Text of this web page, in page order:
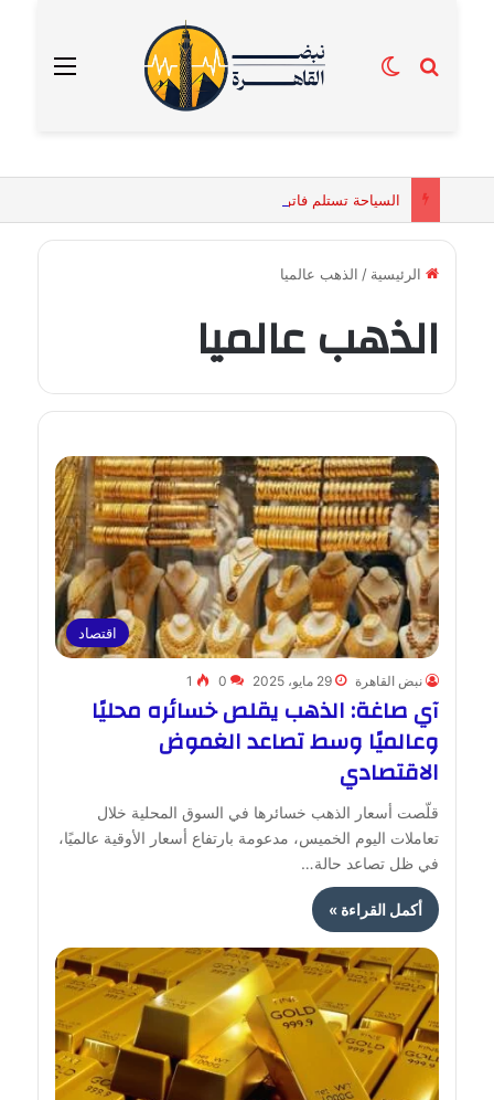
القائمة بحث عنالوضع المظلم
الرئيسية / الذهب عالميا
الذهب عالميا
اقتصاد
نبض القاهرة 29 مايو، 2025 0
1
آي صاغة: الذهب يقلص خسائره محليًا
وعالميًا وسط تصاعد الغموض
الاقتصادي
قلّصت أسعار الذهب خسائرها في السوق المحلية خلال
تعاملات اليوم الخميس، مدعومة بارتفاع أسعار الأوقية عالميًا،
في ظل تصاعد حالة…
أكمل القراءة »